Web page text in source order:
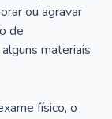
ou agravar
de
materiais
físico, o